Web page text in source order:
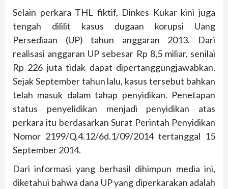
Selain perkara THL fiktif, Dinkes Kukar kini juga
tengah dililit kasus dugaan korupsi Uang
Persediaan (UP) tahun anggaran 2013. Dari
realisasi anggaran UP sebesar Rp 8,5 miliar, senilai
Rp 226 juta tidak dapat dipertanggungjawabkan.
Sejak September tahun lalu, kasus tersebut bahkan
telah masuk dalam tahap penyidikan. Penetapan
status penyelidikan menjadi penyidikan atas
perkara itu berdasarkan Surat Perintah Penyidikan
Nomor 2199/Q.4.12/6d.1/09/2014 tertanggal 15
September 2014.
Dari informasi yang berhasil dihimpun media ini,
diketahui bahwa dana UP yang diperkarakan adalah